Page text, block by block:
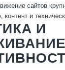
сайтов
контент и
И